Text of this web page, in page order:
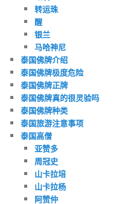
转运珠
醒
银兰
马哈神尼
泰国佛牌介绍
泰国佛牌极度危险
泰国佛牌正牌
泰国佛牌真的很灵验吗
泰国佛牌种类
泰国旅游注意事项
泰国高僧
亚赞多
周冠史
山卡拉培
山卡拉杨
阿赞仲